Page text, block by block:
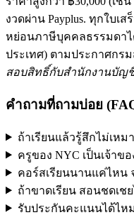
งวดผ่าน Payplus. ทุกใบเ
หย่อนภาษีบุคคลธรรมดา
ประเทศ) ตามประกาศกร
สอบสิทธิ์กับสำนักงานบัญ
คำถามที่ถามบ่อย
ถ้าเรียนแล้วรู้สึกไม่เหม
ครูของ NYC เป็นเจ้าข
คอร์สเรียนนานแค่ไหน
ถ้าขาดเรียน สอนชดเช
รับประกันคะแนนได้ไห